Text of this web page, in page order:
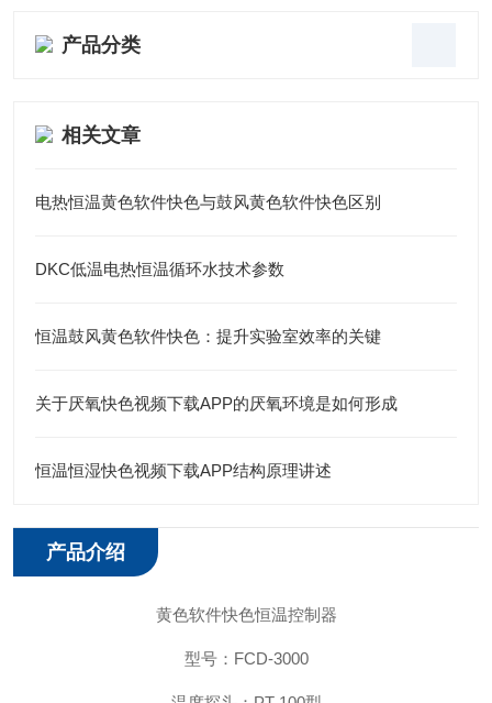
产品分类
相关文章
电热恒温黄色软件快色与鼓风黄色软件快色区别
DKC低温电热恒温循环水技术参数
恒温鼓风黄色软件快色：提升实验室效率的关键
关于厌氧快色视频下载APP的厌氧环境是如何形成
恒温恒湿快色视频下载APP结构原理讲述
产品介绍
黄色软件快色恒温控制器
型号：FCD-3000